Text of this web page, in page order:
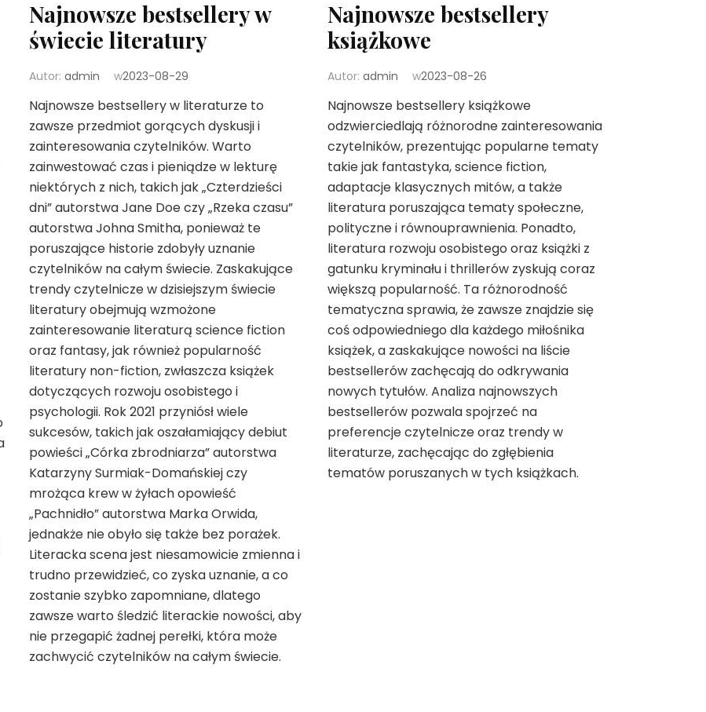
Najnowsze bestsellery w
świecie literatury
Autor: admin w2023-08-29
Najnowsze bestsellery w literaturze to
zawsze przedmiot gorących dyskusji i
zainteresowania czytelników. Warto
zainwestować czas i pieniądze w lekturę
niektórych z nich, takich jak „Czterdzieści
dni” autorstwa Jane Doe czy „Rzeka czasu”
autorstwa Johna Smitha, ponieważ te
poruszające historie zdobyły uznanie
czytelników na całym świecie. Zaskakujące
trendy czytelnicze w dzisiejszym świecie
literatury obejmują wzmożone
zainteresowanie literaturą science fiction
oraz fantasy, jak również popularność
literatury non-fiction, zwłaszcza książek
dotyczących rozwoju osobistego i
psychologii. Rok 2021 przyniósł wiele
sukcesów, takich jak oszałamiający debiut
powieści „Córka zbrodniarza” autorstwa
Katarzyny Surmiak-Domańskiej czy
mrożąca krew w żyłach opowieść
„Pachnidło” autorstwa Marka Orwida,
jednakże nie obyło się także bez porażek.
Literacka scena jest niesamowicie zmienna i
trudno przewidzieć, co zyska uznanie, a co
zostanie szybko zapomniane, dlatego
zawsze warto śledzić literackie nowości, aby
nie przegapić żadnej perełki, która może
zachwycić czytelników na całym świecie.
Najnowsze bestsellery
książkowe
Autor: admin w2023-08-26
Najnowsze bestsellery książkowe
odzwierciedlają różnorodne zainteresowania
czytelników, prezentując popularne tematy
takie jak fantastyka, science fiction,
adaptacje klasycznych mitów, a także
literatura poruszająca tematy społeczne,
polityczne i równouprawnienia. Ponadto,
literatura rozwoju osobistego oraz książki z
gatunku kryminału i thrillerów zyskują coraz
większą popularność. Ta różnorodność
tematyczna sprawia, że zawsze znajdzie się
coś odpowiedniego dla każdego miłośnika
książek, a zaskakujące nowości na liście
bestsellerów zachęcają do odkrywania
nowych tytułów. Analiza najnowszych
bestsellerów pozwala spojrzeć na
preferencje czytelnicze oraz trendy w
literaturze, zachęcając do zgłębienia
tematów poruszanych w tych książkach.